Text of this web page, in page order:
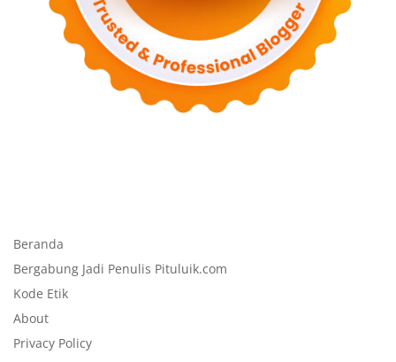
Beranda
Bergabung Jadi Penulis Pituluik.com
Kode Etik
About
Privacy Policy